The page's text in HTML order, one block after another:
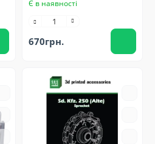
Є в наявності
670грн.